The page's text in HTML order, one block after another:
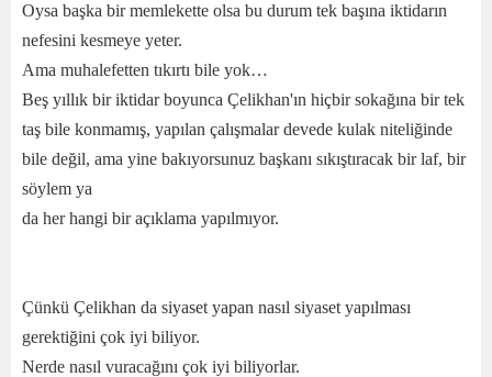
Oysa başka bir memlekette olsa bu durum tek başına iktidarın
nefesini kesmeye yeter.
Ama muhalefetten tıkırtı bile yok…
Beş yıllık bir iktidar boyunca Çelikhan'ın hiçbir sokağına bir tek
taş bile konmamış, yapılan çalışmalar devede kulak niteliğinde
bile değil, ama yine bakıyorsunuz başkanı sıkıştıracak bir laf, bir
söylem ya
da her hangi bir açıklama yapılmıyor.
Çünkü Çelikhan da siyaset yapan nasıl siyaset yapılması
gerektiğini çok iyi biliyor.
Nerde nasıl vuracağını çok iyi biliyorlar.